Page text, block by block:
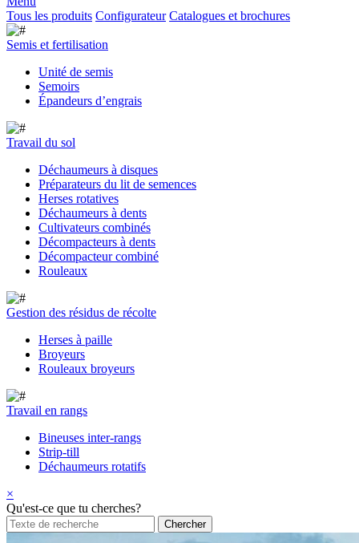
Tous les produits Configurateur Catalogues et brochures
Semis et fertilisation
Unité de semis
Semoirs
Épandeurs d’engrais
Travail du sol
Déchaumeurs à disques
Préparateurs du lit de semences
Herses rotatives
Déchaumeurs à dents
Cultivateurs combinés
Décompacteurs à dents
Décompacteur combiné
Rouleaux
Gestion des résidus de récolte
Herses à paille
Broyeurs
Rouleaux broyeurs
Travail en rangs
Bineuses inter-rangs
Strip-till
Déchaumeurs rotatifs
×
Qu'est-ce que tu cherches?